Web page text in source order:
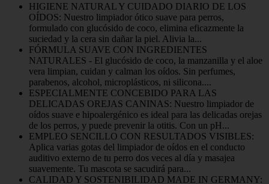
HIGIENE NATURAL Y CUIDADO DIARIO DE LOS
OÍDOS: Nuestro limpiador ótico suave para perros,
formulado con glucósido de coco, elimina eficazmente la
suciedad y la cera sin dañar la piel. Alivia la...
FÓRMULA SUAVE CON INGREDIENTES
NATURALES - El glucósido de coco, la manzanilla y el aloe
vera limpian, cuidan y calman los oídos. Sin perfumes,
parabenos, alcohol, microplásticos, ni silicona....
ESPECIALMENTE CONCEBIDO PARA LAS
DELICADAS OREJAS CANINAS: Nuestro limpiador de
oídos suave e hipoalergénico es ideal para las delicadas orejas
de los perros, y puede prevenir la otitis. Con un pH...
EMPLEO SENCILLO CON RESULTADOS VISIBLES:
Aplica varias gotas del limpiador de oídos en el conducto
auditivo externo de tu perro dos veces al día y masajea
suavemente. Tu mascota se sacudirá para...
CALIDAD Y SOSTENIBILIDAD MADE IN GERMANY: